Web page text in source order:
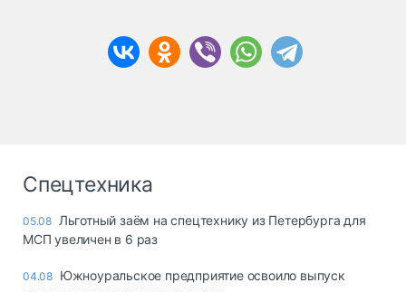
Спецтехника
05.08 Льготный заём на спецтехнику из Петербурга для
МСП увеличен в 6 раз
04.08 Южноуральское предприятие освоило выпуск